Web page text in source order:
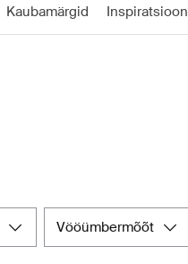
Kaubamärgid Inspiratsioon
vööümbermõõt